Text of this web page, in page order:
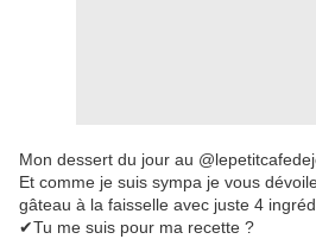
Mon dessert du jour au
Et comme je suis sympa je vous
gâteau à la faisselle avec juste 4
✔Tu me suis pour ma recette ?